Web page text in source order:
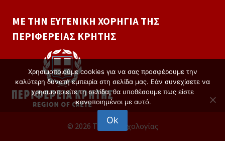
ΜΕ ΤΗΝ ΕΥΓΕΝΙΚΉ ΧΟΡΗΓΊΑ ΤΗΣ
ΠΕΡΙΦΈΡΕΙΑΣ ΚΡΉΤΗΣ
© 2026 Τμήμα Ψυχολογίας
Χρησιμοποιούμε cookies για να σας προσφέρουμε την
καλύτερη δυνατή εμπειρία στη σελίδα μας. Εάν συνεχίσετε να
χρησιμοποιείτε τη σελίδα, θα υποθέσουμε πως είστε
ικανοποιημένοι με αυτό.
Ok